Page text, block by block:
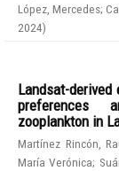
López, Mercedes;
2024)
Landsat-
preferences
zooplankton in
Martínez Rincón,
María Verónica;